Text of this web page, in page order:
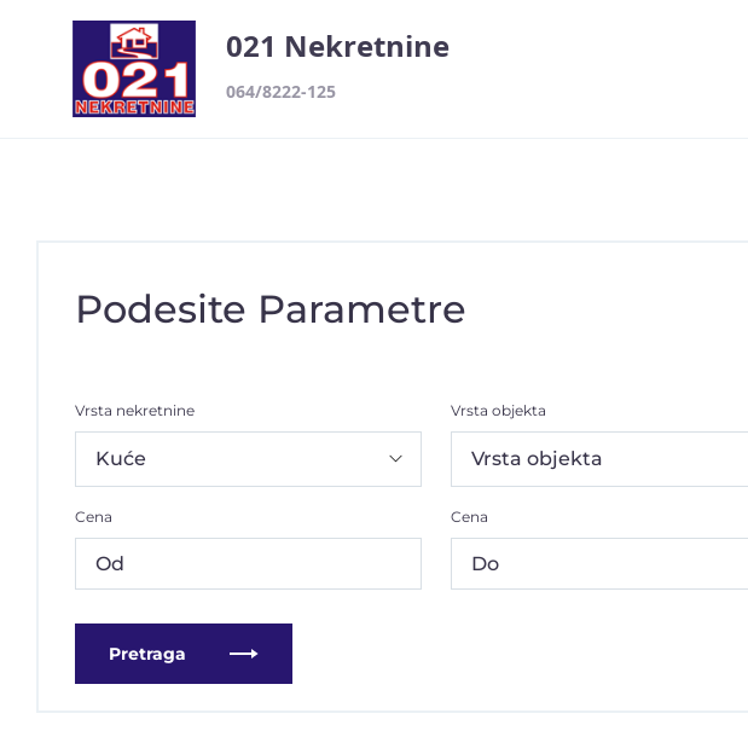
021 Nekretnine
064/8222-125
Podesite Parametre
Vrsta nekretnine Vrsta objekta
Cena Cena
Pretraga